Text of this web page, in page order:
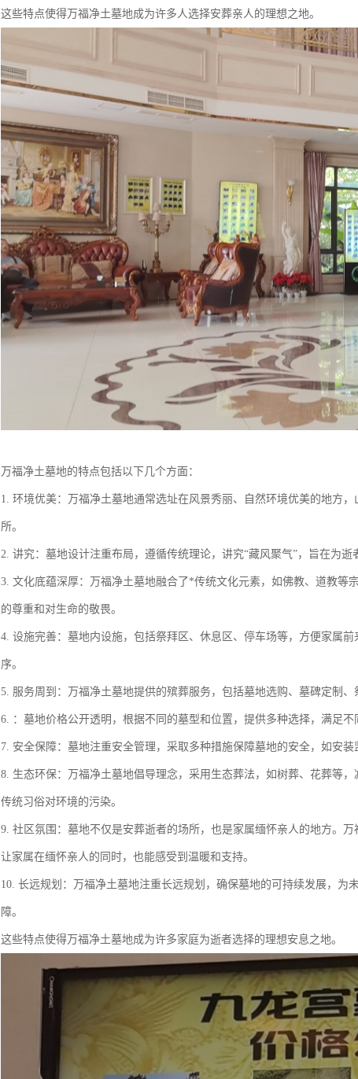
这些特点使得万福净土墓地成为许多人选择安葬亲人的理想之地。
万福净土墓地的特点包括以下几个方面：
1. 环境优美：万福净土墓地通常选址在风景秀丽、自然环境优美的地方
所。
2. 讲究：墓地设计注重布局，遵循传统理论，讲究“藏风聚气”，旨在为逝
3. 文化底蕴深厚：万福净土墓地融合了*传统文化元素，如佛教、道教等
的尊重和对生命的敬畏。
4. 设施完善：墓地内设施，包括祭拜区、休息区、停车场等，方便家属
序。
5. 服务周到：万福净土墓地提供的殡葬服务，包括墓地选购、墓碑定制、
6. ：墓地价格公开透明，根据不同的墓型和位置，提供多种选择，满足不
7. 安全保障：墓地注重安全管理，采取多种措施保障墓地的安全，如安
8. 生态环保：万福净土墓地倡导理念，采用生态葬法，如树葬、花葬等
传统习俗对环境的污染。
9. 社区氛围：墓地不仅是安葬逝者的场所，也是家属缅怀亲人的地方。
让家属在缅怀亲人的同时，也能感受到温暖和支持。
10. 长远规划：万福净土墓地注重长远规划，确保墓地的可持续发展，
障。
这些特点使得万福净土墓地成为许多家庭为逝者选择的理想安息之地。